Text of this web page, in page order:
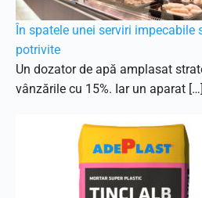
În spatele unei serviri impecabile
potrivite
Un dozator de apă amplasat
vânzările cu 15%. Iar un aparat […]